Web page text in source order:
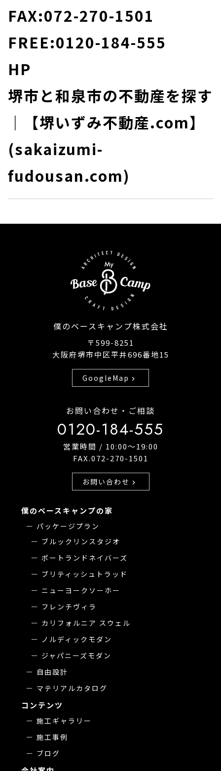
FAX:072-270-1501
FREE:0120-184-555
HP
堺市と和泉市の不動産を探す
｜【堺いずみ不動産.com】
(sakaizumi-
fudousan.com)
僕のベースキャンプ株式会社
〒599-8251
大阪府堺市中区平井696番地15
GoogleMap chevron_right
お問い合わせ・ご相談
0120-184-555
営業時間 / 10:00〜19:00
FAX.072-270-1501
お問い合わせ chevron_right
僕のベースキャンプの家
パッケージプラン
ブルックリンスタジオ
ポートランドネイバーズ
ブリティッシュトラッド
ニューヨークソーホー
フレンチヴィラ
カリフォルニア スウェル
ノルディックモダン
ジャパニーズモダン
自由設計
マテリアルカタログ
コンテンツ
施工ギャラリー
施工事例
ブログ